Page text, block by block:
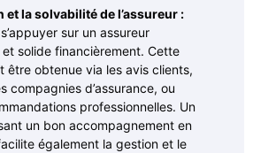
et la solvabilité de l’assureur :
sur un assureur
solide financièrement. Cette
être obtenue via les avis clients,
compagnies d’assurance, ou
professionnelles. Un
un bon accompagnement en
également la gestion et le